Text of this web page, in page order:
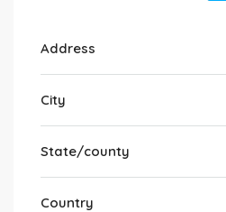
Address
City
State/county
Country